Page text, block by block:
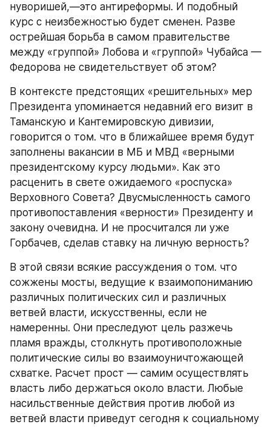
нуворишей,—это антиреформы. И подобный
курс с неизбежностью будет сменен. Разве
острейшая борьба в самом правительстве
между «группой» Лобова и «группой» Чубайса —
Федорова не свидетельствует об этом?
В контексте предстоящих «решительных» мер
Президента упоминается недавний его визит в
Таманскую и Кантемировскую дивизии,
говорится о том. что в ближайшее время будут
заполнены вакансии в МБ и МВД «верными
президентскому курсу людьми». Как это
расценить в свете ожидаемого «роспуска»
Верховного Совета? Двусмысленность самого
противопоставления «верности» Президенту и
закону очевидна. И не просчитался ли уже
Горбачев, сделав ставку на личную верность?
В этой связи всякие рассуждения о том. что
сожжены мосты, ведущие к взаимопониманию
различных политических сил и различных
ветвей власти, искусственны, если не
намеренны. Они преследуют цель разжечь
пламя вражды, столкнуть противоположные
политические силы во взаимоуничтожающей
схватке. Расчет прост — самим осуществлять
власть либо держаться около власти. Любые
насильственные действия против любой из
ветвей власти приведут сегодня к социальному